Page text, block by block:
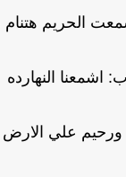
الحريم هتنام
اشمعنا النهارده
علي الارض